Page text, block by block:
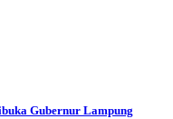
Gubernur Lampung